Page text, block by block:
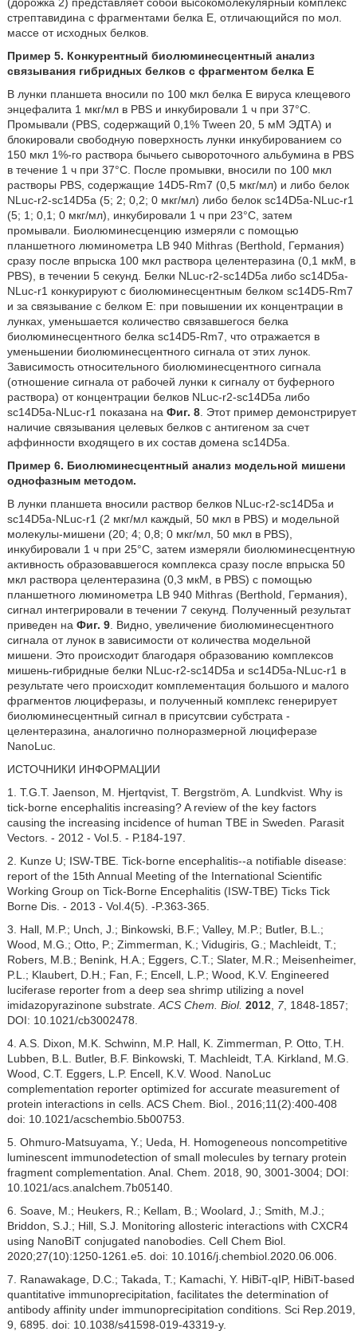
стрептавидина с фрагментами белка Е, отличающийся по мол.
массе от исходных белков.
Пример 5. Конкурентный биолюминесцентный анализ
связывания гибридных белков с фрагментом белка Е
В лунки планшета вносили по 100 мкл белка Е вируса клещевого
энцефалита 1 мкг/мл в PBS и инкубировали 1 ч при 37°C.
Промывали (PBS, содержащий 0,1% Tween 20, 5 мМ ЭДТА) и
блокировали свободную поверхность лунки инкубированием со
150 мкл 1%-го раствора бычьего сывороточного альбумина в PBS
в течение 1 ч при 37°C. После промывки, вносили по 100 мкл
растворы PBS, содержащие 14D5-Rm7 (0,5 мкг/мл) и либо белок
NLuc-r2-sc14D5a (5; 2; 0,2; 0 мкг/мл) либо белок sc14D5a-NLuc-r1
(5; 1; 0,1; 0 мкг/мл), инкубировали 1 ч при 23°C, затем
промывали. Биолюминесценцию измеряли с помощью
планшетного люминометра LB 940 Mithras (Berthold, Германия)
сразу после впрыска 100 мкл раствора целентеразина (0,1 мкМ, в
PBS), в течении 5 секунд. Белки NLuc-r2-sc14D5a либо sc14D5a-
NLuc-r1 конкурируют с биолюминесцентным белком sc14D5-Rm7
и за связывание с белком Е: при повышении их концентрации в
лунках, уменьшается количество связавшегося белка
биолюминесцентного белка sc14D5-Rm7, что отражается в
уменьшении биолюминесцентного сигнала от этих лунок.
Зависимость относительного биолюминесцентного сигнала
(отношение сигнала от рабочей лунки к сигналу от буферного
раствора) от концентрации белков NLuc-r2-sc14D5a либо
sc14D5a-NLuc-r1 показана на Фиг. 8. Этот пример демонстрирует
наличие связывания целевых белков с антигеном за счет
аффинности входящего в их состав домена sc14D5a.
Пример 6. Биолюминесцентный анализ модельной мишени
однофазным методом.
В лунки планшета вносили раствор белков NLuc-r2-sc14D5a и
sc14D5a-NLuc-r1 (2 мкг/мл каждый, 50 мкл в PBS) и модельной
молекулы-мишени (20; 4; 0,8; 0 мкг/мл, 50 мкл в PBS),
инкубировали 1 ч при 25°C, затем измеряли биолюминесцентную
активность образовавшегося комплекса сразу после впрыска 50
мкл раствора целентеразина (0,3 мкМ, в PBS) с помощью
планшетного люминометра LB 940 Mithras (Berthold, Германия),
сигнал интегрировали в течении 7 секунд. Полученный результат
приведен на Фиг. 9. Видно, увеличение биолюминесцентного
сигнала от лунок в зависимости от количества модельной
мишени. Это происходит благодаря образованию комплексов
мишень-гибридные белки NLuc-r2-sc14D5a и sc14D5a-NLuc-r1 в
результате чего происходит комплементация большого и малого
фрагментов люциферазы, и полученный комплекс генерирует
биолюминесцентный сигнал в присутсвии субстрата -
целентеразина, аналогично полноразмерной люциферазе
NanoLuc.
ИСТОЧНИКИ ИНФОРМАЦИИ
1. T.G.T. Jaenson, M. Hjertqvist, T. Bergström, A. Lundkvist. Why is
tick-borne encephalitis increasing? A review of the key factors
causing the increasing incidence of human TBE in Sweden. Parasit
Vectors. - 2012 - Vol.5. - Р.184-197.
2. Kunze U; ISW-TBE. Tick-borne encephalitis--a notifiable disease:
report of the 15th Annual Meeting of the International Scientific
Working Group on Tick-Borne Encephalitis (ISW-TBE) Ticks Tick
Borne Dis. - 2013 - Vol.4(5). -P.363-365.
3. Hall, M.P.; Unch, J.; Binkowski, B.F.; Valley, M.P.; Butler, B.L.;
Wood, M.G.; Otto, P.; Zimmerman, K.; Vidugiris, G.; Machleidt, T.;
Robers, M.B.; Benink, H.A.; Eggers, C.T.; Slater, M.R.; Meisenheimer,
P.L.; Klaubert, D.H.; Fan, F.; Encell, L.P.; Wood, K.V. Engineered
luciferase reporter from a deep sea shrimp utilizing a novel
imidazopyrazinone substrate. ACS Chem. Biol. 2012, 7, 1848-1857;
DOI: 10.1021/cb3002478.
4. A.S. Dixon, M.K. Schwinn, M.P. Hall, K. Zimmerman, P. Otto, T.H.
Lubben, B.L. Butler, B.F. Binkowski, T. Machleidt, T.A. Kirkland, M.G.
Wood, C.T. Eggers, L.P. Encell, K.V. Wood. NanoLuc
complementation reporter optimized for accurate measurement of
protein interactions in cells. ACS Chem. Biol., 2016;11(2):400-408
doi: 10.1021/acschembio.5b00753.
5. Ohmuro-Matsuyama, Y.; Ueda, H. Homogeneous noncompetitive
luminescent immunodetection of small molecules by ternary protein
fragment complementation. Anal. Chem. 2018, 90, 3001-3004; DOI:
10.1021/acs.analchem.7b05140.
6. Soave, M.; Heukers, R.; Kellam, B.; Woolard, J.; Smith, M.J.;
Briddon, S.J.; Hill, S.J. Monitoring allosteric interactions with CXCR4
using NanoBiT conjugated nanobodies. Cell Chem Biol.
2020;27(10):1250-1261.e5. doi: 10.1016/j.chembiol.2020.06.006.
7. Ranawakage, D.C.; Takada, T.; Kamachi, Y. HiBiT-qIP, HiBiT-based
quantitative immunoprecipitation, facilitates the determination of
antibody affinity under immunoprecipitation conditions. Sci Rep.2019,
9, 6895. doi: 10.1038/s41598-019-43319-y.